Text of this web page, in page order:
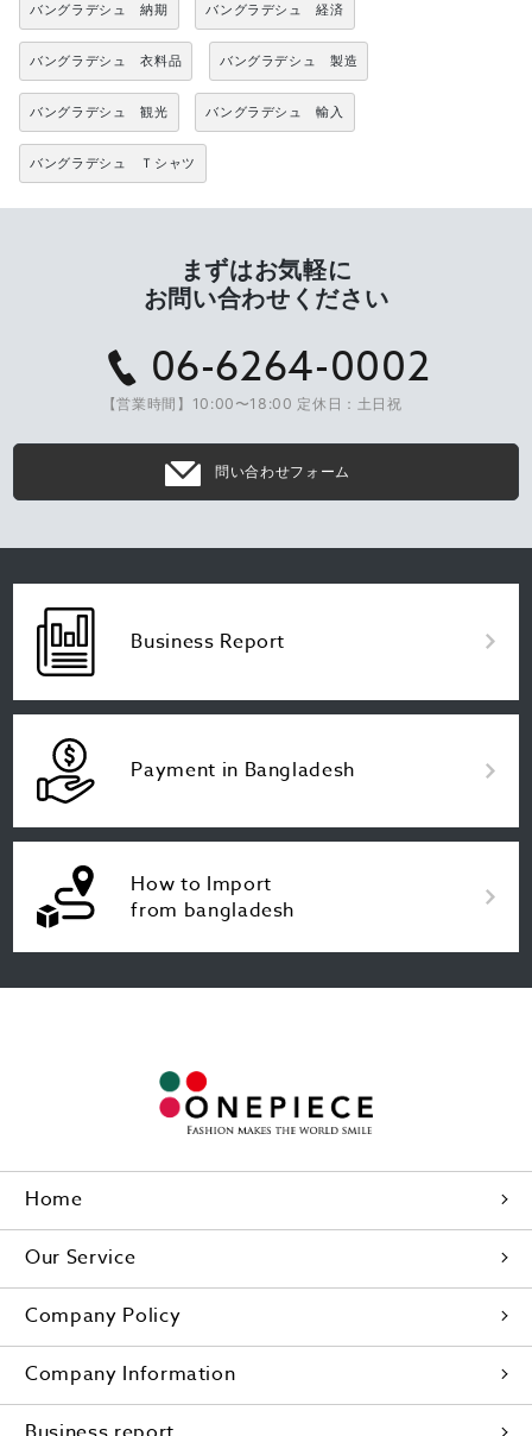
バングラデシュ 納期 バングラデシュ 経済
バングラデシュ 衣料品 バングラデシュ 製造
バングラデシュ 観光 バングラデシュ 輸入
バングラデシュ Ｔシャツ
まずはお気軽に
お問い合わせください
06-6264-0002
【営業時間】10:00〜18:00 定休日：土日祝
問い合わせフォーム
Business Report
Payment in Bangladesh
How to Import
from bangladesh
Home
Our Service
Company Policy
Company Information